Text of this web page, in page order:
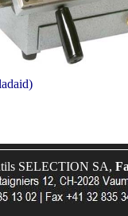
SELECTION SA,